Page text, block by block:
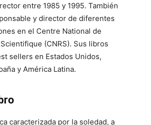
entre 1985 y 1995. También
y director de diferentes
en el Centre National de
(CNRS). Sus libros
sellers en Estados Unidos,
y América Latina.
caracterizada por la soledad, a